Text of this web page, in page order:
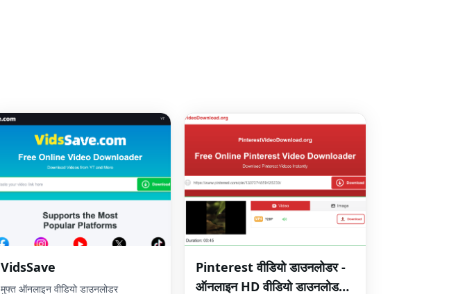
VidsSave
मुफ्त ऑनलाइन वीडियो डाउनलोडर
Pinterest वीडियो डाउनलोडर -
ऑनलाइन HD वीडियो डाउनलोड